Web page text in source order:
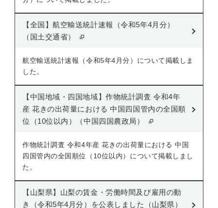
【全国】航空輸送統計速報（令和5年4月分）
（国土交通省）
航空輸送統計速報（令和5年4月分）について掲載しま
した。
【中国地域・四国地域】作物統計調査 令和4年
産 花きの出荷量における 中国四国管内の全国順
位（10位以内）（中国四国農政局）
作物統計調査 令和4年産 花きの出荷量における 中国
四国管内の全国順位（10位以内）について掲載しまし
た。
【山梨県】山梨の賃金・労働時間及び雇用の動
き（令和5年4月分）を公表しました（山梨県）